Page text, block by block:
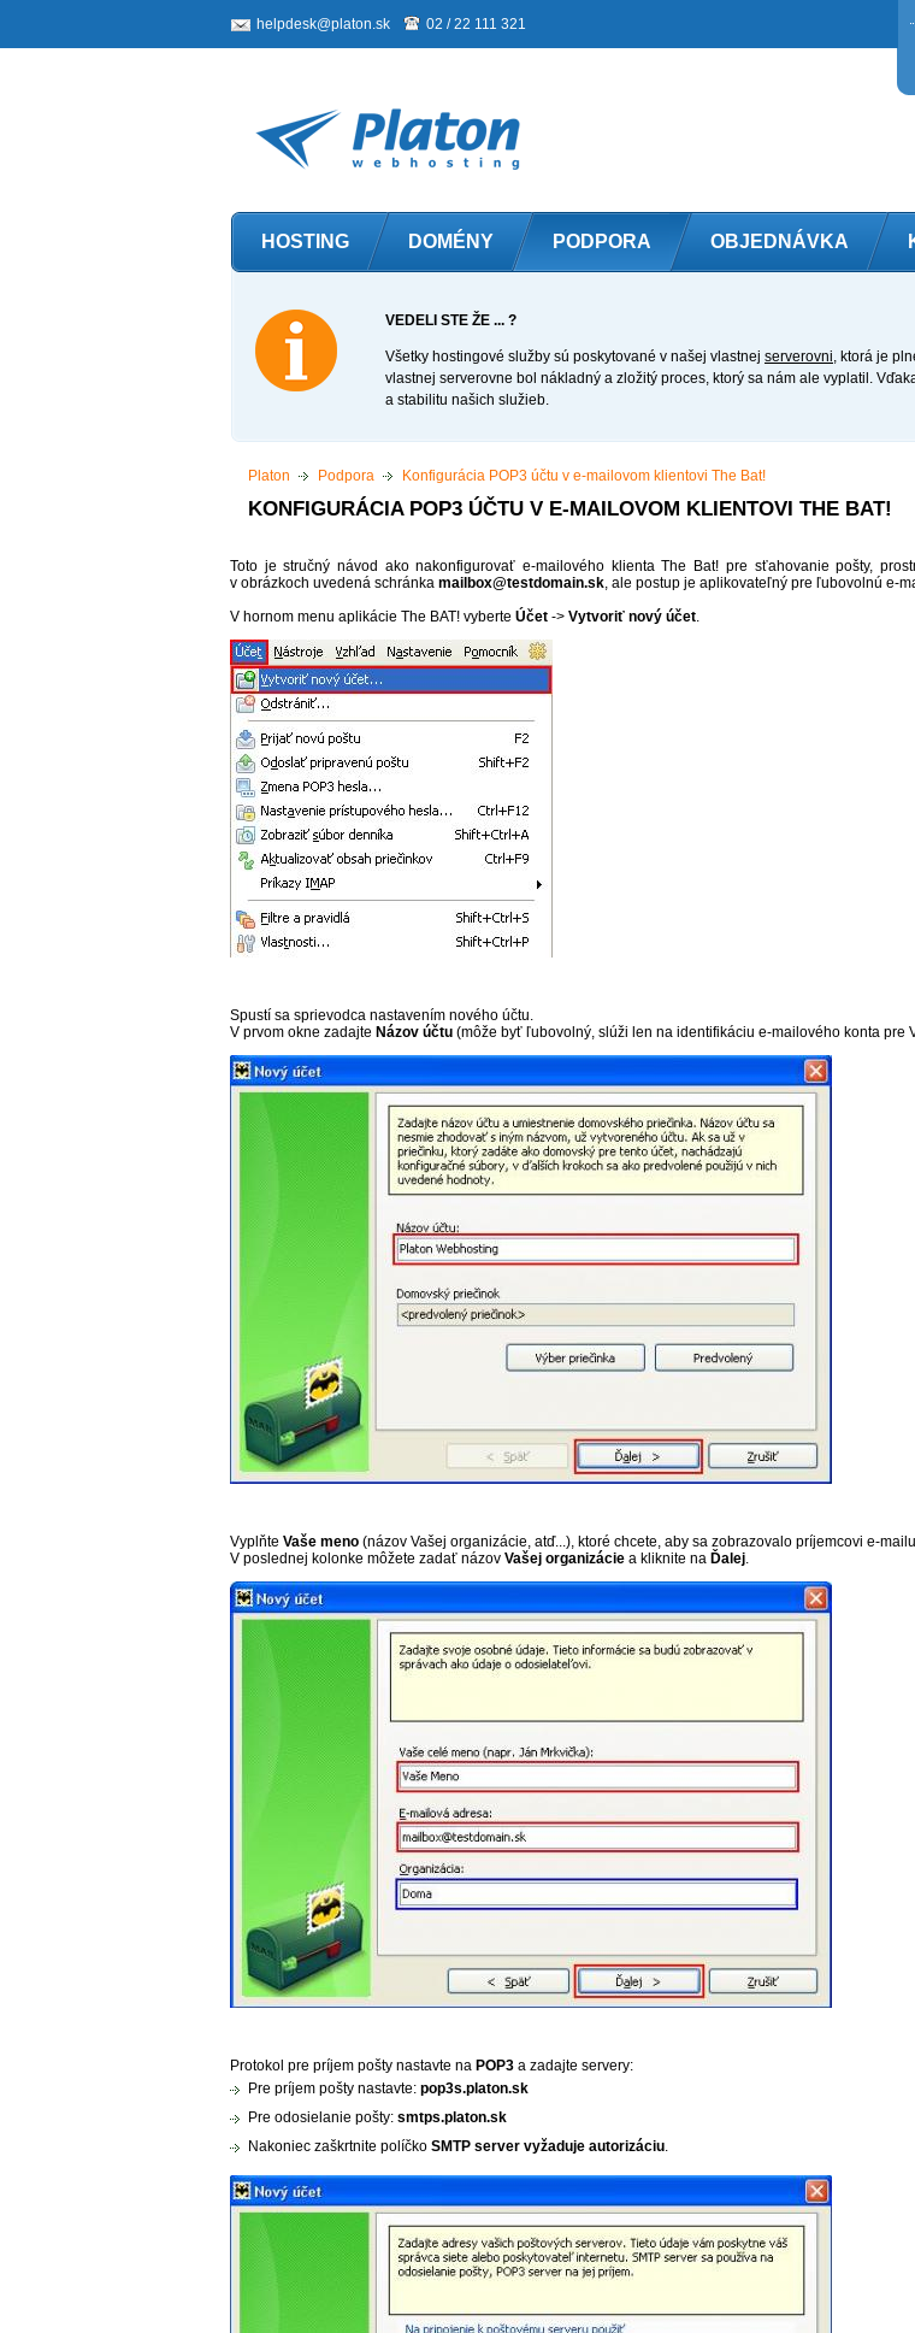
helpdesk@platon.sk 02 / 22 111 321
HOSTING DOMÉNY PODPORA OBJEDNÁVKA
VEDELI STE ŽE ... ?
Všetky hostingové služby sú poskytované v našej vlastnej serverovni, ktorá je
vlastnej serverovne bol nákladný a zložitý proces, ktorý sa nám ale vyplatil.
a stabilitu našich služieb.
Platon Podpora Konfigurácia POP3 účtu v e-mailovom klientovi The Bat!
KONFIGURÁCIA POP3 ÚČTU V E-MAILOVOM KLIENTOVI THE BAT!
Toto je stručný návod ako nakonfigurovať e-mailového klienta The Bat! pre sťahovanie pošty,
v obrázkoch uvedená schránka mailbox@testdomain.sk, ale postup je aplikovateľný pre ľubovolnú e-
V hornom menu aplikácie The BAT! vyberte Účet -> Vytvoriť nový účet.
Spustí sa sprievodca nastavením nového účtu.
V prvom okne zadajte Názov účtu (môže byť ľubovolný, slúži len na identifikáciu e-mailového konta pre
Vyplňte Vaše meno (názov Vašej organizácie, atď...), ktoré chcete, aby sa zobrazovalo príjemcovi e-
V poslednej kolonke môžete zadať názov Vašej organizácie a kliknite na Ďalej.
Protokol pre príjem pošty nastavte na POP3 a zadajte servery:
Pre príjem pošty nastavte: pop3s.platon.sk
Pre odosielanie pošty: smtps.platon.sk
Nakoniec zaškrtnite políčko SMTP server vyžaduje autorizáciu.